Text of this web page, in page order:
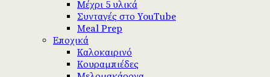
Μέχρι 5 υλικά
Συνταγές στο YouTube
Meal Prep
Εποχικά
Καλοκαιρινό
Κουραμπιέδες